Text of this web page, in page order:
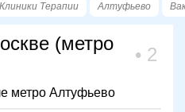
Клиники Терапии Алтуфьево
(метро
2
метро Алтуфьево